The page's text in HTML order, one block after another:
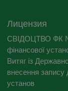
Лицензия
СВІДОЦТВО ФК №
фінансової
Витяг із
внесення запису
установ